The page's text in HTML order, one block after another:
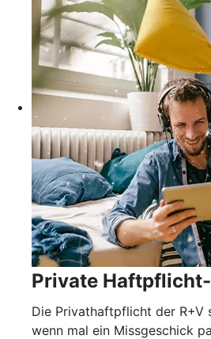
Private
Die Privathaftpflicht der R+V
wenn mal ein Missgeschick